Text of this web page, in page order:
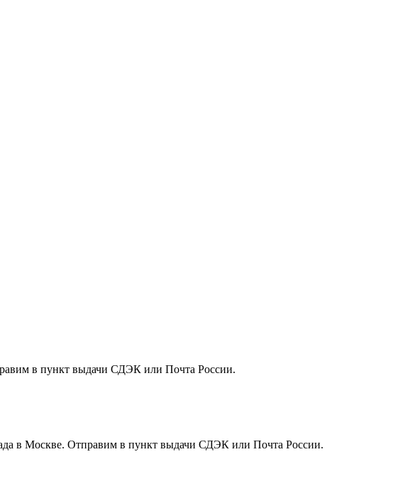
в пункт выдачи СДЭК или Почта России.
в Москве. Отправим в пункт выдачи СДЭК или Почта России.